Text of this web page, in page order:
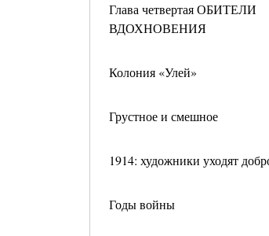
Глава четвертая ОБИТЕЛИ
ВДОХНОВЕНИЯ
Колония «Улей»
Грустное и смешное
1914: художники уходят
Годы войны